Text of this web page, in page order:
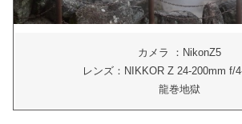
カメラ ：NikonZ5
レンズ：NIKKOR Z 24-200mm f/
龍巻地獄